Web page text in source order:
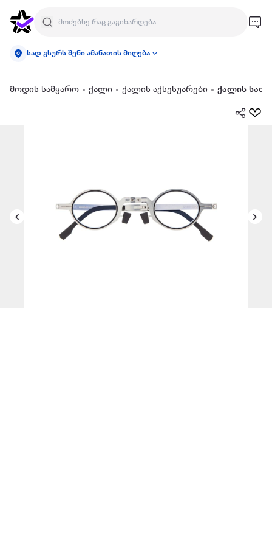
სად გსურს შენი ამანათის მიღება
მოდის სამყარო ქალი ქალის აქსესუარები ქალის